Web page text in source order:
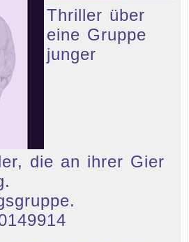
Thriller über
eine Gruppe
junger
die an ihrer Gier